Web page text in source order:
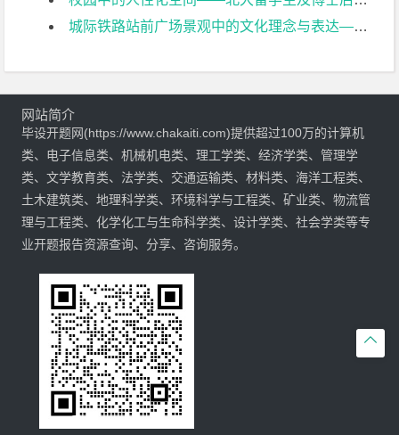
城际铁路站前广场景观中的文化理念与表达——以南沿江城际铁路句容站为例开题报告

网站简介
毕设开题网(https://www.chakaiti.com)提供超过100万的计算机
类、电子信息类、机械机电类、理工学类、经济学类、管理学
类、文学教育类、法学类、交通运输类、材料类、海洋工程类、
土木建筑类、地理科学类、环境科学与工程类、矿业类、物流管
理与工程类、化学化工与生命科学类、设计学类、社会学类等专
业开题报告资源查询、分享、咨询服务。